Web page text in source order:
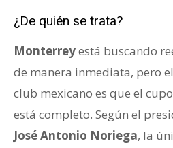
¿De quién se trata?
Monterreyestá buscando
de manera inmediata, pero
club mexicano es que el
está completo. Según el
José Antonio Noriega, la